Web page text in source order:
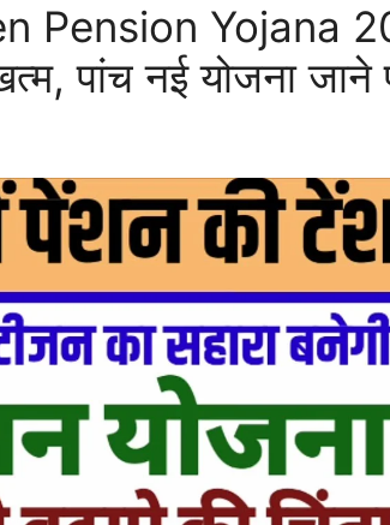
Pension Yojana
पांच नई योजना जाने